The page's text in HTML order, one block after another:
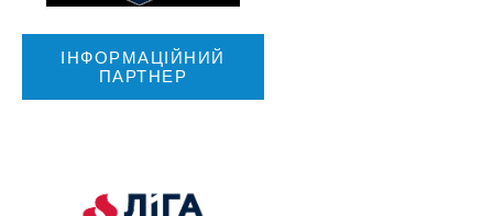
ІНФОРМАЦІЙНИЙ
ПАРТНЕР